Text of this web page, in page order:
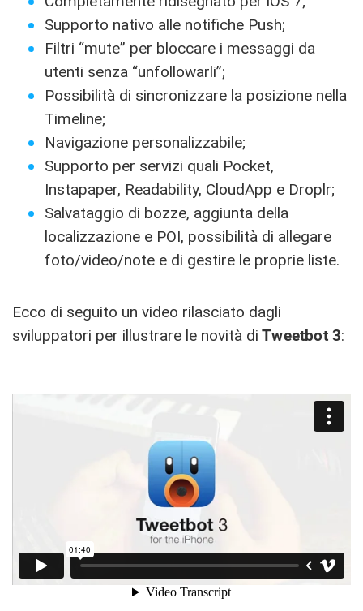
Supporto nativo alle notifiche Push;
Filtri “mute” per bloccare i messaggi da
utenti senza “unfollowarli”;
Possibilità di sincronizzare la posizione nella
Timeline;
Navigazione personalizzabile;
Supporto per servizi quali Pocket,
Instapaper, Readability, CloudApp e Droplr;
Salvataggio di bozze, aggiunta della
localizzazione e POI, possibilità di allegare
foto/video/note e di gestire le proprie liste.
Ecco di seguito un video rilasciato dagli
sviluppatori per illustrare le novità di Tweetbot 3: